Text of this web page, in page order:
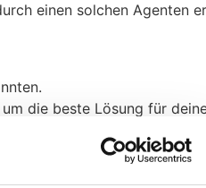
einen solchen Agenten
die beste Lösung für
um die Agenten an
Ergebnisse der KI-